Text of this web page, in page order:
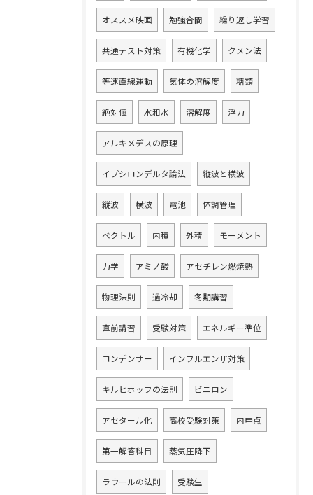
オススメ映画 勉強合間 繰り返し学習
共通テスト対策 有機化学 クメン法
等速直線運動 気体の溶解度 糖類
絶対値 水和水 溶解度 浮力
アルキメデスの原理
イプシロンデルタ論法 縦波と横波
縦波 横波 電池 体調管理
ベクトル 内積 外積 モーメント
力学 アミノ酸 アセチレン燃焼熱
物理法則 過冷却 冬期講習
直前講習 受験対策 エネルギー準位
コンデンサー インフルエンザ対策
キルヒホッフの法則 ビニロン
アセタール化 高校受験対策 内申点
第一解答科目 蒸気圧降下
ラウールの法則 受験生